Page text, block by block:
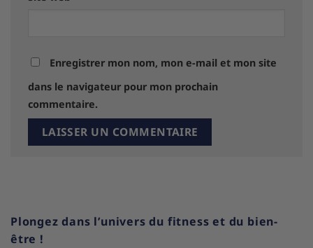
Enregistrer mon nom, mon e-mail et mon site
dans le navigateur pour mon prochain
commentaire.
Plongez dans l’univers du fitness et du bien-
être !